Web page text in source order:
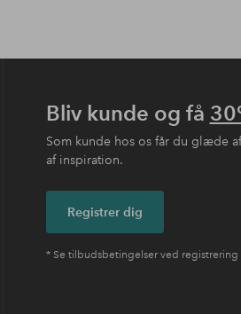
Bliv kunde og få
Som kunde hos os får du glæde
af inspiration.
Registrer dig
* Se tilbudsbetingelser ved registrering